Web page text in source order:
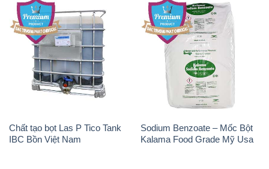
Chất tạo bọt Las P Tico Tank
IBC Bồn Việt Nam
Sodium Benzoate – Mốc Bột
Kalama Food Grade Mỹ Usa